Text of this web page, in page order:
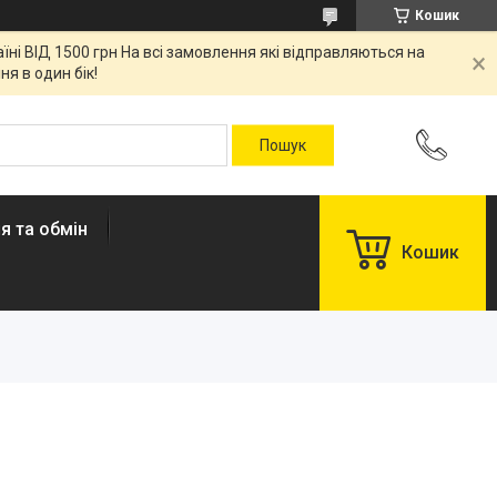
Кошик
ВІД 1500 грн На всі замовлення які відправляються на
в один бік!
та обмін
Кошик